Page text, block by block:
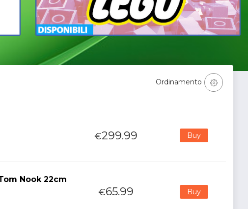
Ordinamento
€299.99 Buy
Nook 22cm
€65.99 Buy